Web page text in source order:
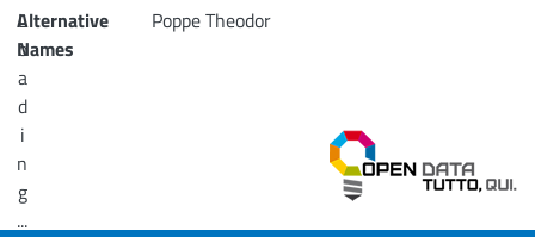
L
o
a
d
i
n
g
...
Alternative
Names
Poppe Theodor